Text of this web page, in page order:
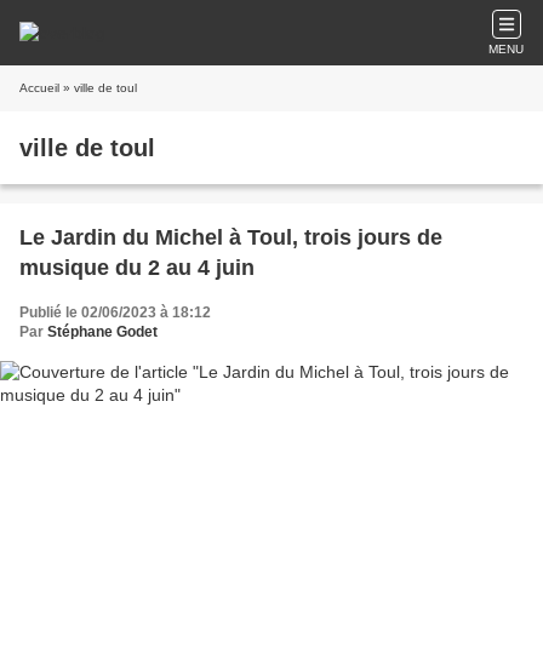
MENU
Accueil » ville de toul
ville de toul
Le Jardin du Michel à Toul, trois jours de
musique du 2 au 4 juin
Publié le 02/06/2023 à 18:12
Par Stéphane Godet